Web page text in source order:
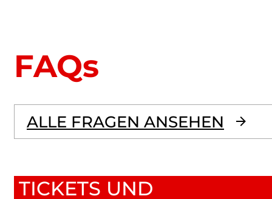
FAQs
ALLE FRAGEN ANSEHEN
TICKETS UND